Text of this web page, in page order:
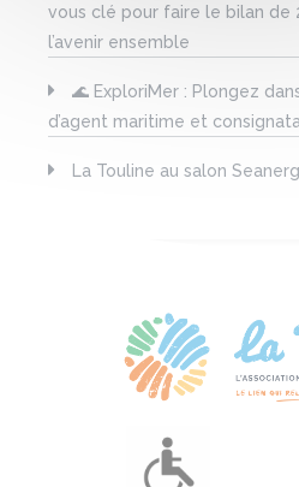
vous clé pour faire le bilan de
l’avenir ensemble
🌊 ExploriMer : Plongez
d’agent maritime et
La Touline au salon